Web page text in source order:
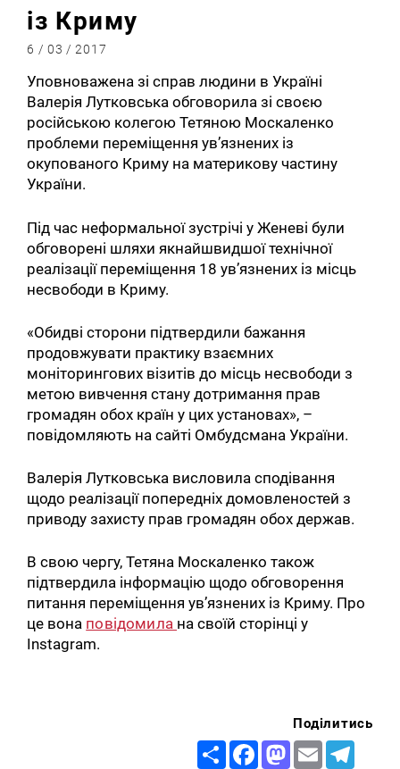
із Криму
6 / 03 / 2017
Уповноважена зі справ людини в Україні
Валерія Лутковська обговорила зі своєю
російською колегою Тетяною Москаленко
проблеми переміщення ув’язнених із
окупованого Криму на материкову частину
України.
Під час неформальної зустрічі у Женеві були
обговорені шляхи якнайшвидшої технічної
реалізації переміщення 18 ув’язнених із місць
несвободи в Криму.
«Обидві сторони підтвердили бажання
продовжувати практику взаємних
моніторингових візитів до місць несвободи з
метою вивчення стану дотримання прав
громадян обох країн у цих установах», –
повідомляють на сайті Омбудсмана України.
Валерія Лутковська висловила сподівання
щодо реалізації попередніх домовленостей з
приводу захисту прав громадян обох держав.
В свою чергу, Тетяна Москаленко також
підтвердила інформацію щодо обговорення
питання переміщення ув’язнених із Криму. Про
це вона повідомила на своїй сторінці у
Instagram.
Поділитись
Share FacebookMastodon
Email